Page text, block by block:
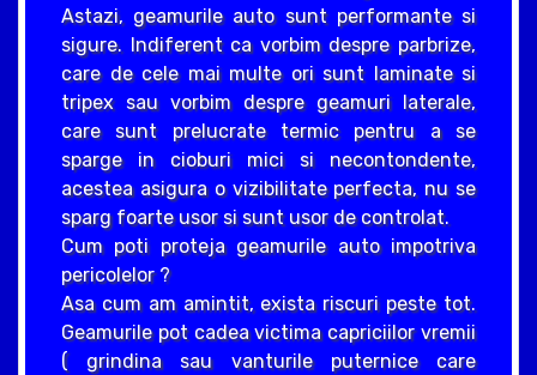
Astazi, geamurile auto sunt performante si
sigure. Indiferent ca vorbim despre parbrize,
care de cele mai multe ori sunt laminate si
tripex sau vorbim despre geamuri laterale,
care sunt prelucrate termic pentru a se
sparge in cioburi mici si necontondente,
acestea asigura o vizibilitate perfecta, nu se
sparg foarte usor si sunt usor de controlat.
Cum poti proteja geamurile auto impotriva
pericolelor ?
Asa cum am amintit, exista riscuri peste tot.
Geamurile pot cadea victima capriciilor vremii
( grindina sau vanturile puternice care